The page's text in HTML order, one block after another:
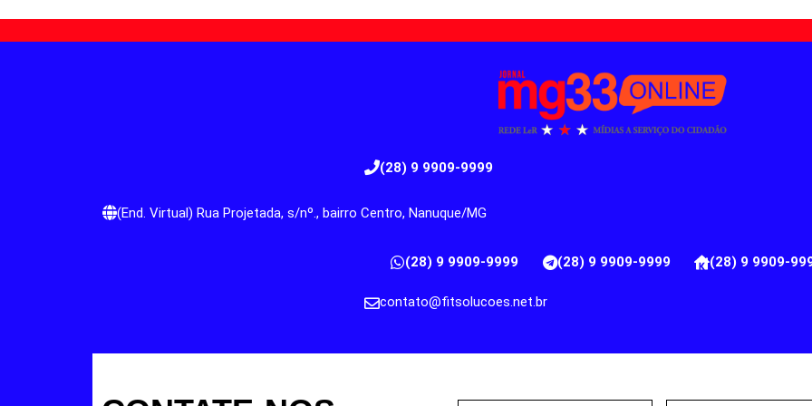
(28) 9 9909-9999
(End. Virtual) Rua Projetada, s/nº., bairro Centro, Nanuque/MG
(28) 9 9909-9999 (28) 9 9909-9999 (28) 9 9909-
contato@fitsolucoes.net.br